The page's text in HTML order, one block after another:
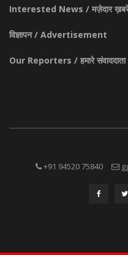
Interested News / मज़ेदार
विज्ञापन / Advertisement
Our Reporters / हमारे संवाददाता
+91 94520 75840